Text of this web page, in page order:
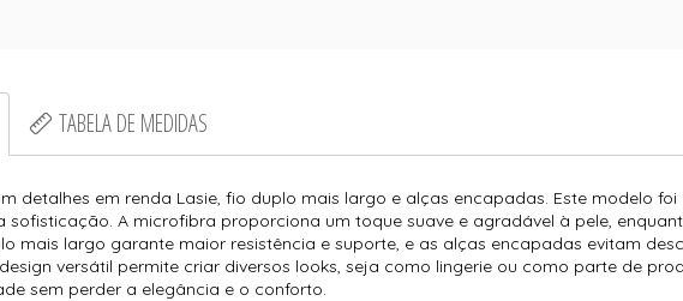
TABELA DE MEDIDAS
detalhes em renda Lasie, fio duplo mais largo e alças encapadas. Este modelo
sofisticação. A microfibra proporciona um toque suave e agradável à pele,
mais largo garante maior resistência e suporte, e as alças encapadas evitam
versátil permite criar diversos looks, seja como lingerie ou como parte de
sem perder a elegância e o conforto.